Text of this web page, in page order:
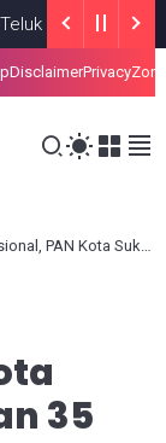
HEADLINE JULY 13,
DisclaimerPrivacy
Daftarkan 35 Bacaleg ke KPU
35